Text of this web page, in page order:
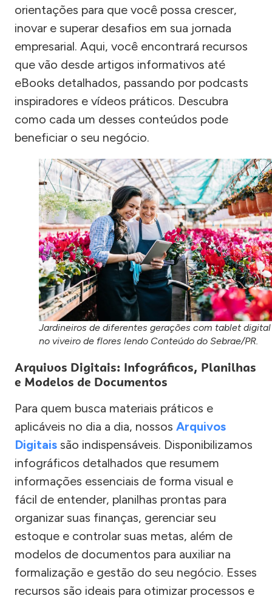
orientações para que você possa crescer,
inovar e superar desafios em sua jornada
empresarial. Aqui, você encontrará recursos
que vão desde artigos informativos até
eBooks detalhados, passando por podcasts
inspiradores e vídeos práticos. Descubra
como cada um desses conteúdos pode
beneficiar o seu negócio.
Jardineiros de diferentes gerações com tablet digital
no viveiro de flores lendo Conteúdo do Sebrae/PR.
Arquivos Digitais: Infográficos, Planilhas
e Modelos de Documentos
Para quem busca materiais práticos e
aplicáveis no dia a dia, nossos Arquivos
Digitais são indispensáveis. Disponibilizamos
infográficos detalhados que resumem
informações essenciais de forma visual e
fácil de entender, planilhas prontas para
organizar suas finanças, gerenciar seu
estoque e controlar suas metas, além de
modelos de documentos para auxiliar na
formalização e gestão do seu negócio. Esses
recursos são ideais para otimizar processos e